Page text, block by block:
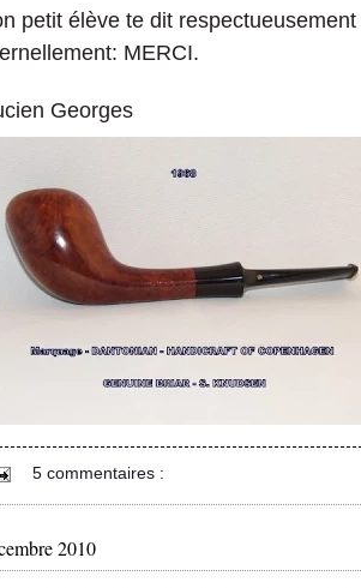
petit élève te dit respectueusement
MERCI.
Georges
5 commentaires :
2010